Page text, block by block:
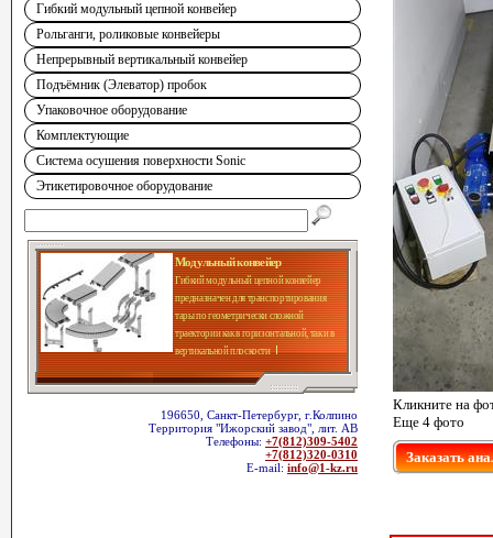
Гибкий модульный цепной конвейер
Рольганги, роликовые конвейеры
Непрерывный вертикальный конвейер
Подъёмник (Элеватор) пробок
Упаковочное оборудование
Комплектующие
Система осушения поверхности Sonic
Этикетировочное оборудование
Модульный конвейер
Гибкий модульный цепной конвейер
предназначен для транспортирования
тары по геометрически сложной
траектории как в горизонтальной, так и в
вертикальной плоскости
196650, Санкт-Петербург, г.Колпино
Территория "Ижорский завод", лит. АВ
Телефоны: +7(812)309-5402
+7(812)320-0310
E-mail: info@1-kz.ru
Кликните на
Еще 4 фото
Заказать